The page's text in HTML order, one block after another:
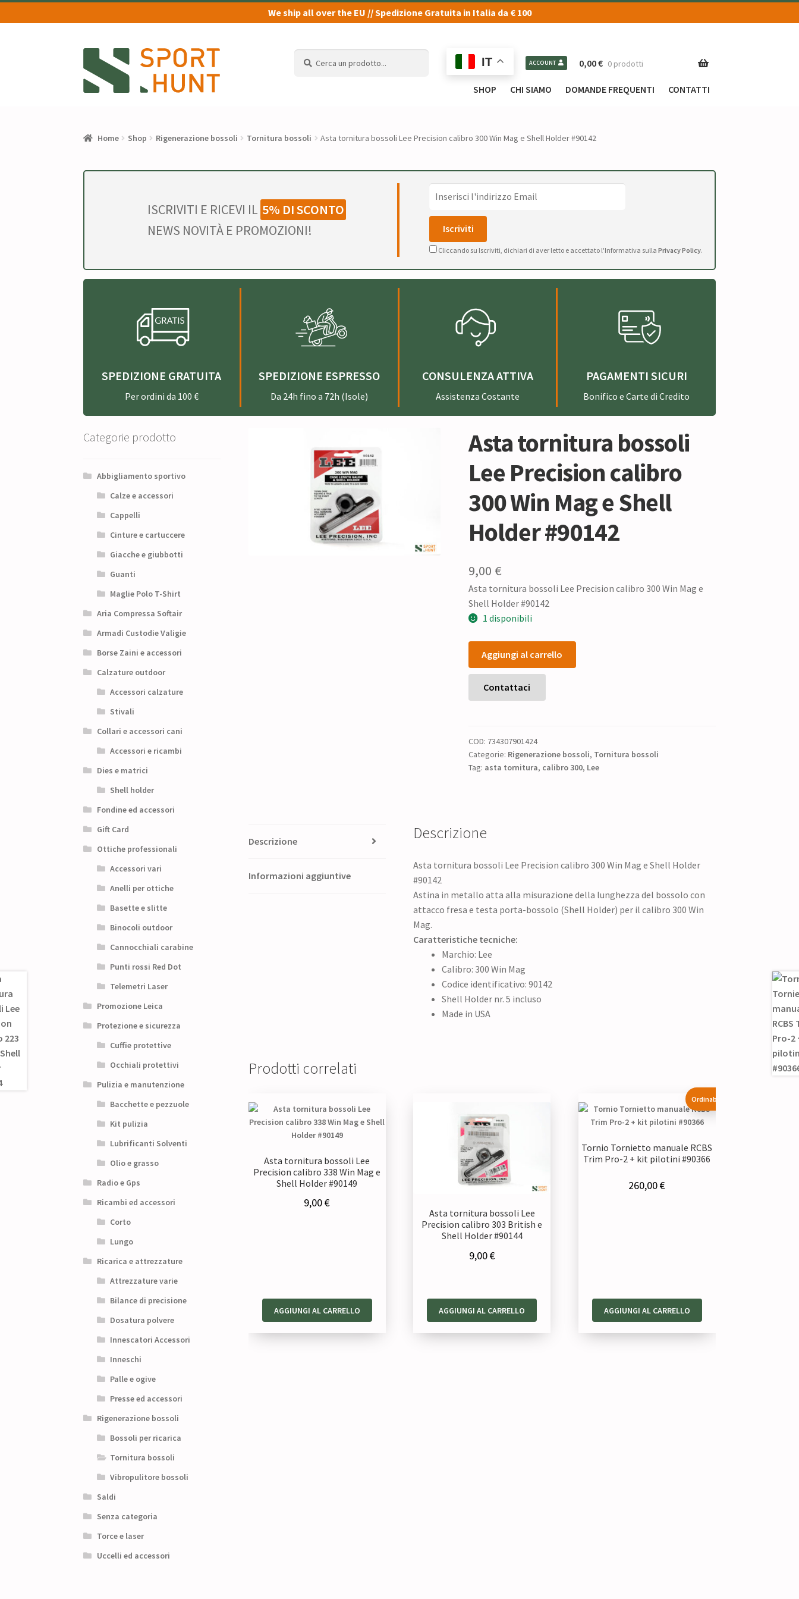
We ship all over the EU // Spedizione Gratuita in Italia da € 100
alla
navigazione
al
contenuto
IT ACCOUNT 0,00€ 0 prodotti
SHOP CHI SIAMO DOMANDE FREQUENTI CONTATTI
Home Shop Rigenerazione bossoli Tornitura bossoli Asta tornitura bossoli Lee Precision calibro 300 Win Mag e Shell Holder #90142
ISCRIVITI E RICEVI IL 5% DI SCONTO
NEWS NOVITÀ E PROMOZIONI!
Cliccando su Iscriviti, dichiari di aver letto e accettato l'Informativa sulla Privacy Policy.
SPEDIZIONE GRATUITA
Per ordini da 100 €
SPEDIZIONE ESPRESSO
Da 24h fino a 72h (Isole)
CONSULENZA ATTIVA
Assistenza Costante
PAGAMENTI SICURI
Bonifico e Carte di Credito
Asta tornitura bossoli
Lee Precision calibro
300 Win Mag e Shell
Holder #90142
9,00 €
Asta tornitura bossoli Lee Precision calibro 300 Win Mag e
Shell Holder #90142
1 disponibili
Asta
tornitura
bossoli
Precision
Win
Mag
quantità
Aggiungi al carrello
Contattaci
COD: 734307901424
Categorie: Rigenerazione bossoli, Tornitura bossoli
Tag: asta tornitura, calibro 300, Lee
Descrizione
Informazioni aggiuntive
Descrizione
Asta tornitura bossoli Lee Precision calibro 300 Win Mag e Shell Holder
#90142
Astina in metallo atta alla misurazione della lunghezza del bossolo con
attacco fresa e testa porta-bossolo (Shell Holder) per il calibro 300 Win
Mag.
Caratteristiche tecniche:
Marchio: Lee
Calibro: 300 Win Mag
Codice identificativo: 90142
Shell Holder nr. 5 incluso
Made in USA
Prodotti correlati
Asta tornitura bossoli Lee
Precision calibro 338 Win Mag e
Shell Holder #90149
9,00€
AGGIUNGI AL CARRELLO
Asta tornitura bossoli Lee
Precision calibro 303 British e
Shell Holder #90144
9,00€
AGGIUNGI AL CARRELLO
Ordinabile
Tornio Tornietto manuale RCBS
Trim Pro-2 + kit pilotini #90366
260,00€
AGGIUNGI AL CARRELLO
Categorie prodotto
Abbigliamento sportivo
Calze e accessori
Cappelli
Cinture e cartuccere
Giacche e giubbotti
Guanti
Maglie Polo T-Shirt
Aria Compressa Softair
Armadi Custodie Valigie
Borse Zaini e accessori
Calzature outdoor
Accessori calzature
Stivali
Collari e accessori cani
Accessori e ricambi
Dies e matrici
Shell holder
Fondine ed accessori
Gift Card
Ottiche professionali
Accessori vari
Anelli per ottiche
Basette e slitte
Binocoli outdoor
Cannocchiali carabine
Punti rossi Red Dot
Telemetri Laser
Promozione Leica
Protezione e sicurezza
Cuffie protettive
Occhiali protettivi
Pulizia e manutenzione
Bacchette e pezzuole
Kit pulizia
Lubrificanti Solventi
Olio e grasso
Radio e Gps
Ricambi ed accessori
Corto
Lungo
Ricarica e attrezzature
Attrezzature varie
Bilance di precisione
Dosatura polvere
Innescatori Accessori
Inneschi
Palle e ogive
Presse ed accessori
Rigenerazione bossoli
Bossoli per ricarica
Tornitura bossoli
Vibropulitore bossoli
Saldi
Senza categoria
Torce e laser
Uccelli ed accessori